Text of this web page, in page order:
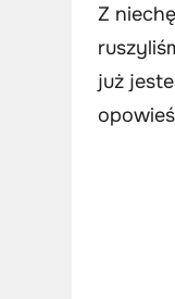
Z
już